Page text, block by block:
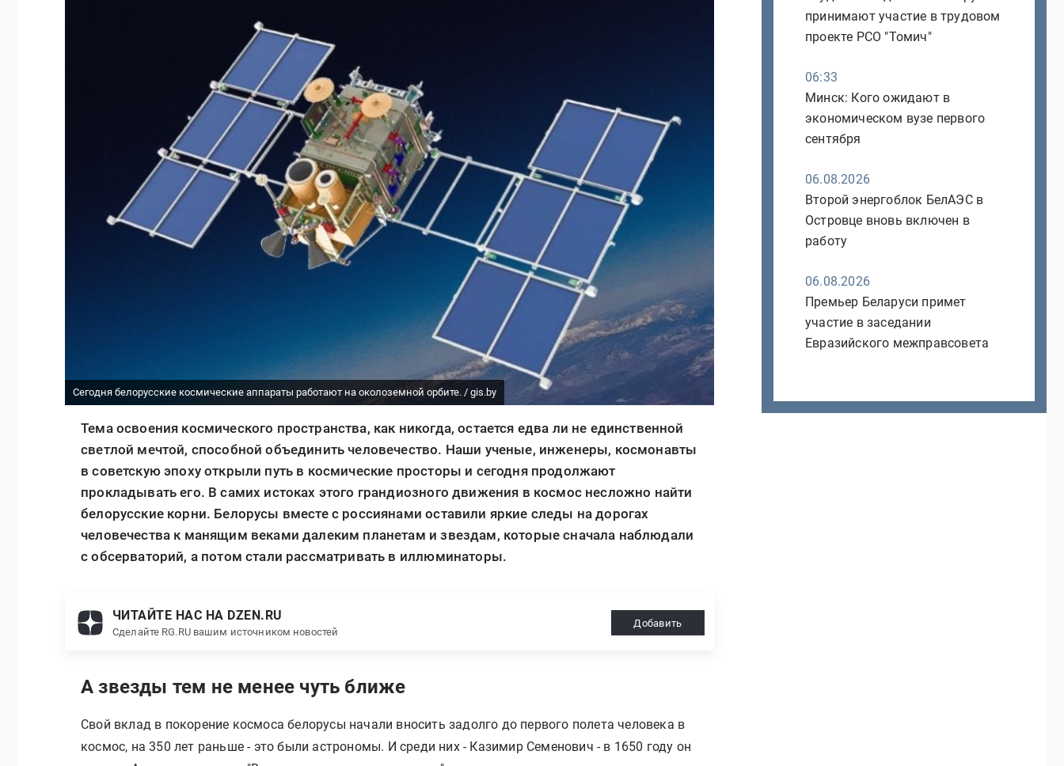
Сегодня белорусские космические аппараты работают на околоземной орбите. / gis.by
Тема освоения космического пространства, как никогда, остается едва ли не единственной
светлой мечтой, способной объединить человечество. Наши ученые, инженеры, космонавты
в советскую эпоху открыли путь в космические просторы и сегодня продолжают
прокладывать его. В самих истоках этого грандиозного движения в космос несложно найти
белорусские корни. Белорусы вместе с россиянами оставили яркие следы на дорогах
человечества к манящим веками далеким планетам и звездам, которые сначала наблюдали
с обсерваторий, а потом стали рассматривать в иллюминаторы.
ЧИТАЙТЕ НАС НА DZEN.RU
Сделайте RG.RU вашим источником новостей
Добавить
А звезды тем не менее чуть ближе
Свой вклад в покорение космоса белорусы начали вносить задолго до первого полета человека в
космос, на 350 лет раньше - это были астрономы. И среди них - Казимир Семенович - в 1650 году он
принимают участие в трудовом
проекте РСО "Томич"
06:33
Минск: Кого ожидают в
экономическом вузе первого
сентября
06.08.2026
Второй энергоблок БелАЭС в
Островце вновь включен в
работу
06.08.2026
Премьер Беларуси примет
участие в заседании
Евразийского межправсовета